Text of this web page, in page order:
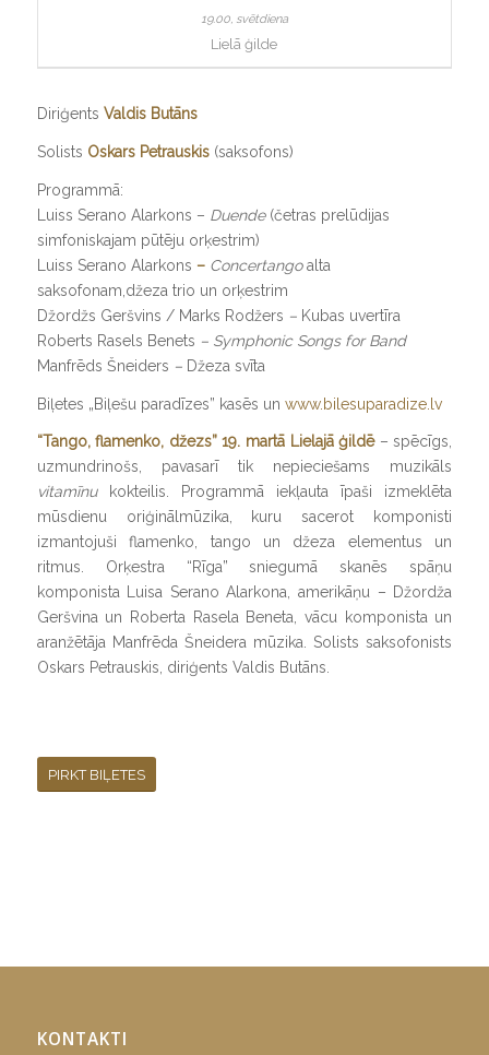
Lielā ģilde
Diriģents Valdis Butāns
Solists Oskars Petrauskis (saksofons)
Programmā:
Luiss Serano Alarkons – Duende(četras prelūdijas
simfoniskajam pūtēju orķestrim)
Luiss Serano Alarkons – Concertangoalta
saksofonam,džeza trio un orķestrim
Džordžs Geršvins / Marks Rodžers –Kubas uvertīra
Roberts Rasels Benets – Symphonic Songs for Band
Manfrēds Šneiders –Džeza svīta
Biļetes „Biļešu paradīzes” kasēs un www.bilesuparadize.lv
“Tango, flamenko, džezs” 19. martā Lielajā ģildē – spēcīgs,
uzmundrinošs, pavasarī tik nepieciešams muzikāls
vitamīnukokteilis. Programmā iekļauta īpaši izmeklēta
mūsdienu oriģinālmūzika, kuru sacerot komponisti
izmantojuši flamenko, tango un džeza elementus un
ritmus. Orķestra “Rīga” sniegumā skanēs spāņu
komponista Luisa Serano Alarkona, amerikāņu – Džordža
Geršvina un Roberta Rasela Beneta, vācu komponista un
aranžētāja Manfrēda Šneidera mūzika. Solists saksofonists
Oskars Petrauskis, diriģents Valdis Butāns.
PIRKT BIĻETES
KONTAKTI